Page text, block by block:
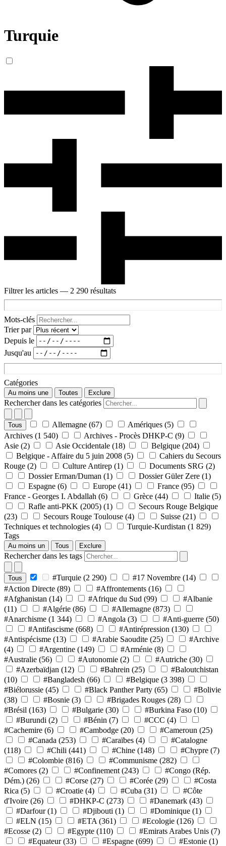
Turquie
Filtrer les articles — 2 290 résultats
Mots-clés
Trier par
Depuis le
Jusqu'au
Catégories
Au moins une Toutes Exclure
Rechercher dans les catégories
Tous Allemagne (67) Amériques (5)
Archives (1 540) Archives - Procès DHKP-C (9)
Asie (2) Asie Occidentale (18) Belgique (204)
Belgique - Affaire du 5 juin 2008 (5)
Cahiers du Secours
Rouge (2) Culture Antirep (1) Documents SRG (2)
Dossier Erman/Duman (1) Dossier Güler Zere (1)
Espagne (6) Europe (41) France (95)
France - Georges I. Abdallah (6) Grèce (44) Italie (5)
Rafle anti-PKK (2005) (1)
Secours Rouge Belgique
(23)
Secours Rouge Toulouse (4) Suisse (21)
Techniques et technologies (4) Turquie-Kurdistan (1 829)
Tags
Au moins un Tous Exclure
Rechercher dans les tags
Tous #Turquie (2 290) #17 Novembre (14)
#Action Directe (89) #Affrontements (16)
#Afghanistan (14) #Afrique du Sud (99)
#Albanie
(11)
#Algérie (86) #Allemagne (873)
#Anarchisme (1 344) #Angola (3) #Anti-guerre (50)
#Antifascisme (668) #Antirépression (130)
#Antispécisme (13) #Arabie Saoudite (25)
#Archive
(4)
#Argentine (149) #Arménie (8)
#Australie (56) #Autonomie (2) #Autriche (30)
#Azerbaïdjan (12) #Bahrein (25)
#Baloutchistan
(10)
#Bangladesh (66) #Belgique (3 398)
#Biélorussie (45) #Black Panther Party (65)
#Bolivie
(38)
#Bosnie (3) #Brigades Rouges (28)
#Brésil (163) #Bulgarie (30) #Burkina Faso (10)
#Burundi (2) #Bénin (7) #CCC (4)
#Cachemire (6) #Cambodge (20) #Cameroun (25)
#Canada (253) #Caraïbes (4)
#Catalogne
(118)
#Chili (441) #Chine (148) #Chypre (7)
#Colombie (816) #Communisme (282)
#Comores (2) #Confinement (243)
#Congo (Rép.
Dém.) (26) #Corse (27) #Corée (29)
#Costa
Rica (5) #Croatie (4) #Cuba (31)
#Côte
d'Ivoire (26) #DHKP-C (273) #Danemark (43)
#Darfour (1) #Djibouti (1) #Dominique (1)
#ELN (15) #ETA (361) #Ecologie (126)
#Ecosse (2) #Egypte (110) #Emirats Arabes Unis (7)
#Equateur (33) #Espagne (699) #Estonie (1)